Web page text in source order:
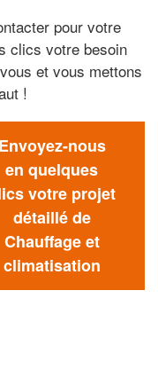
pour votre
clics votre besoin
et vous mettons
!
Envoyez-nous
en quelques
votre projet
détaillé de
Chauffage et
climatisation